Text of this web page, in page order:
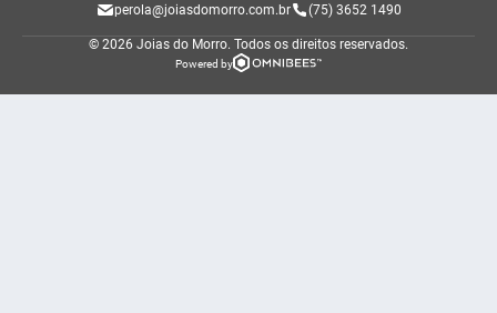
perola@joiasdomorro.com.br (75) 3652 1490
© 2026 Joias do Morro. Todos os direitos reservados.
Powered by